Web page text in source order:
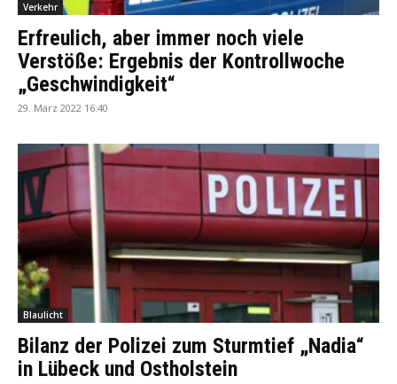
Verkehr
Erfreulich, aber immer noch viele
Verstöße: Ergebnis der Kontrollwoche
„Geschwindigkeit“
29. März 2022 16:40
Blaulicht
Bilanz der Polizei zum Sturmtief „Nadia“
in Lübeck und Ostholstein